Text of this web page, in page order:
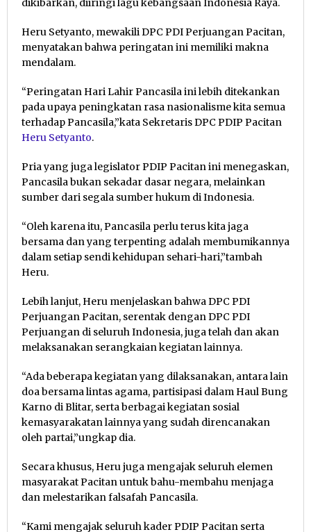
dikibarkan, diiringi lagu kebangsaan Indonesia Raya.
Heru Setyanto, mewakili DPC PDI Perjuangan Pacitan,
menyatakan bahwa peringatan ini memiliki makna
mendalam.
“Peringatan Hari Lahir Pancasila ini lebih ditekankan
pada upaya peningkatan rasa nasionalisme kita semua
terhadap Pancasila,”kata Sekretaris DPC PDIP Pacitan
Heru Setyanto.
Pria yang juga legislator PDIP Pacitan ini menegaskan,
Pancasila bukan sekadar dasar negara, melainkan
sumber dari segala sumber hukum di Indonesia.
“Oleh karena itu, Pancasila perlu terus kita jaga
bersama dan yang terpenting adalah membumikannya
dalam setiap sendi kehidupan sehari-hari,”tambah
Heru.
Lebih lanjut, Heru menjelaskan bahwa DPC PDI
Perjuangan Pacitan, serentak dengan DPC PDI
Perjuangan di seluruh Indonesia, juga telah dan akan
melaksanakan serangkaian kegiatan lainnya.
“Ada beberapa kegiatan yang dilaksanakan, antara lain
doa bersama lintas agama, partisipasi dalam Haul Bung
Karno di Blitar, serta berbagai kegiatan sosial
kemasyarakatan lainnya yang sudah direncanakan
oleh partai,”ungkap dia.
Secara khusus, Heru juga mengajak seluruh elemen
masyarakat Pacitan untuk bahu-membahu menjaga
dan melestarikan falsafah Pancasila.
“Kami mengajak seluruh kader PDIP Pacitan serta